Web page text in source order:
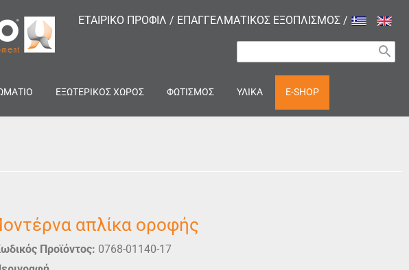
ΕΤΑΙΡΙΚΟ ΠΡΟΦΙΛ / ΕΠΑΓΓΕΛΜΑΤΙΚΟΣ ΕΞΟΠΛΙΣΜΟΣ /
search
ΕΞΩΤΕΡΙΚΟΣ ΧΩΡΟΣ ΦΩΤΙΣΜΟΣ ΥΛΙΚΑ E-SHOP
απλίκα οροφής
Προϊόντος: 0768-01140-17